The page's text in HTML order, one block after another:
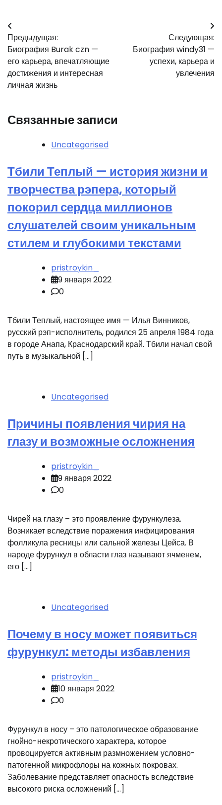
Навигация
по
записям
Предыдущая:
Биография Burak czn —
его карьера, впечатляющие
достижения и интересная
личная жизнь
Следующая:
Биография windy31 —
успехи, карьера и
увлечения
Связанные записи
Uncategorised
Тбили Теплый — история жизни и
творчества рэпера, который
покорил сердца миллионов
слушателей своим уникальным
стилем и глубокими текстами
pristroykin_
9 января 2022
0
Тбили Теплый, настоящее имя — Илья Винников,
русский рэп-исполнитель, родился 25 апреля 1984 года
в городе Анапа, Краснодарский край. Тбили начал свой
путь в музыкальной […]
Uncategorised
Причины появления чирия на
глазу и возможные осложнения
pristroykin_
9 января 2022
0
Чирей на глазу – это проявление фурункулеза.
Возникает вследствие поражения инфицирования
фолликула ресницы или сальной железы Цейса. В
народе фурункул в области глаз называют ячменем,
его […]
Uncategorised
Почему в носу может появиться
фурункул: методы избавления
pristroykin_
10 января 2022
0
Фурункул в носу – это патологическое образование
гнойно-некротического характера, которое
провоцируется активным размножением условно-
патогенной микрофлоры на кожных покровах.
Заболевание представляет опасность вследствие
высокого риска осложнений […]